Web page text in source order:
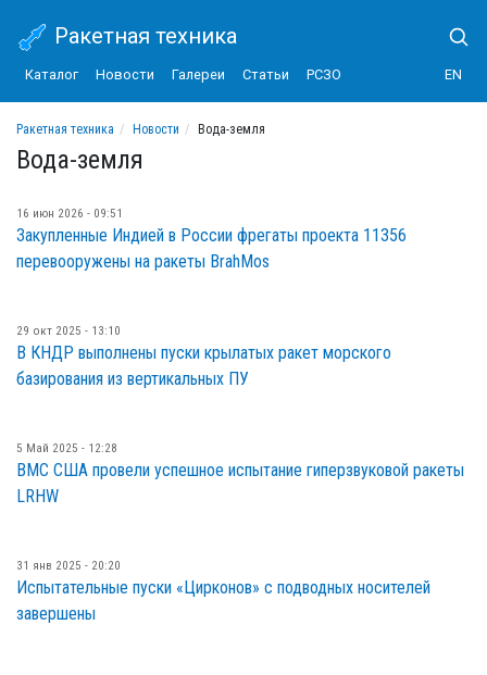
Ракетная техника
Каталог Новости Галереи Статьи РСЗО EN
Ракетная техника Новости Вода-земля
Вода-земля
16 июн 2026 - 09:51
Закупленные Индией в России фрегаты проекта 11356
перевооружены на ракеты BrahMos
29 окт 2025 - 13:10
В КНДР выполнены пуски крылатых ракет морского
базирования из вертикальных ПУ
5 Май 2025 - 12:28
ВМС США провели успешное испытание гиперзвуковой ракеты
LRHW
31 янв 2025 - 20:20
Испытательные пуски «Цирконов» с подводных носителей
завершены